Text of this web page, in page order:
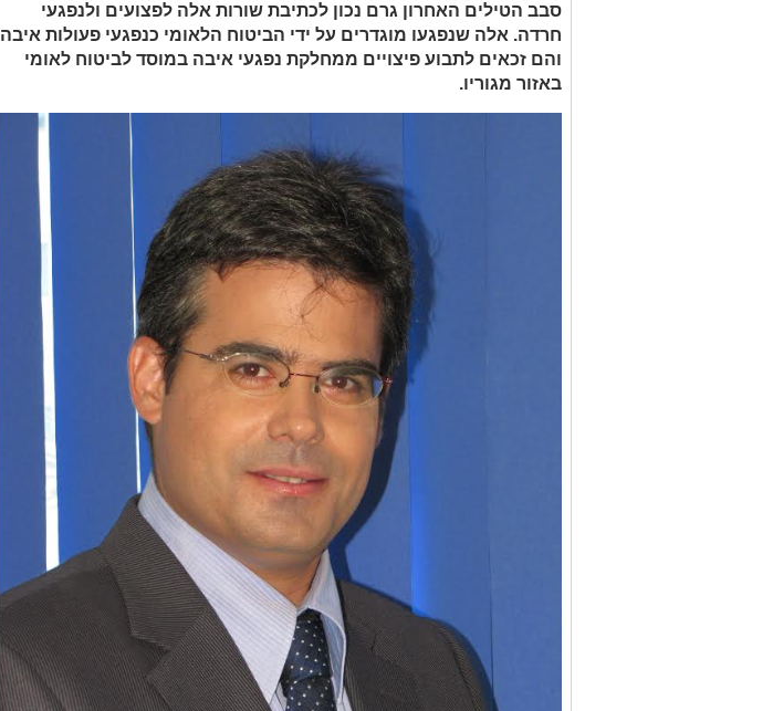
סבב הטילים האחרון גרם נכון לכתיבת שורות אלה לפצועים ולנפגעי
חרדה. אלה שנפגעו מוגדרים על ידי הביטוח הלאומי כנפגעי פעולות איבה
והם זכאים לתבוע פיצויים ממחלקת נפגעי איבה במוסד לביטוח לאומי
באזור מגוריו.